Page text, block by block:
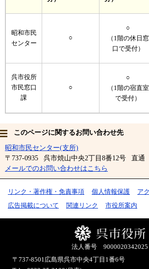
昭和市民
センター
○
○
（1階の休日窓
口で受付）
呉市役所
市民窓口
課
○
○
（1階の宿直室
で受付）
このページに関するお問い合わせ先
昭和市民センター(支所)
〒737-0935
呉市焼山中央2丁目8番12号 直通
メールでのお問い合わせはこちら
リンク・著作権・免責事項 個人情報保護
ア
広告掲載について
関連リンク 市役所案内
法人番号 9000020342025
〒737-8501 広島県呉市中央4丁目1番6号